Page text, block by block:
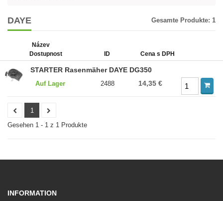
DAYE Gesamte Produkte: 1
Název
Dostupnost
ID Cena s DPH
STARTER Rasenmäher DAYE DG350
Auf Lager 2488 14,35 €
1
Gesehen 1 - 1 z 1 Produkte
INFORMATION